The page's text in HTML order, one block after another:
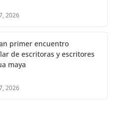
2026
primer encuentro
de escritoras y escritores
maya
2026